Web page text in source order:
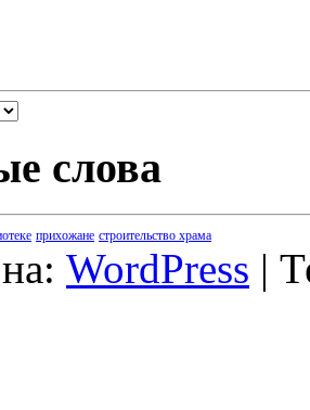
слова
прихожане строительство храма
WordPress |